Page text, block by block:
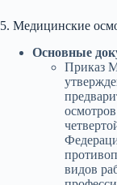
5. Медицинские
Основные
Приказ
видов